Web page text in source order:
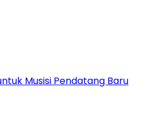
Musisi Pendatang Baru